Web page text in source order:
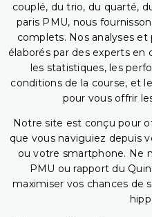
couplé, du trio, du quarté,
paris PMU, nous
complets. Nos analyses
élaborés par des experts
les statistiques, les
conditions de la course, et
pour vous offrir
Notre site est conçu pour
que vous naviguiez depuis
ou votre smartphone. Ne
PMU ou rapport du
maximiser vos chances de